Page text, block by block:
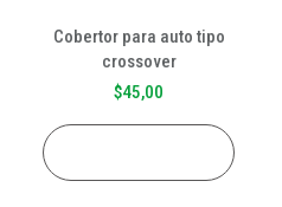
Cobertor para auto tipo
crossover
$45,00